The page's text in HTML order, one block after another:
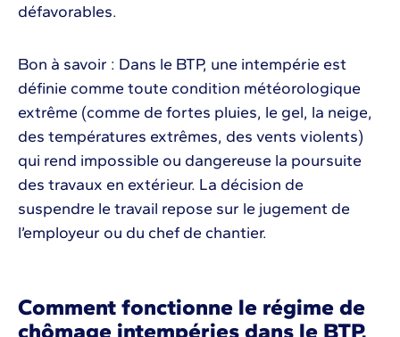
défavorables.
Bon à savoir : Dans le BTP, une intempérie est
définie comme toute condition météorologique
extrême (comme de fortes pluies, le gel, la neige,
des températures extrêmes, des vents violents)
qui rend impossible ou dangereuse la poursuite
des travaux en extérieur. La décision de
suspendre le travail repose sur le jugement de
l’employeur ou du chef de chantier.
Comment fonctionne le régime de
chômage intempéries dans le BTP,